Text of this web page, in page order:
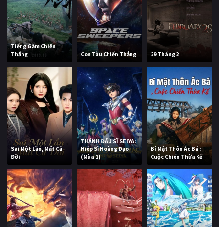
Tiếng Gầm Chiến
Thắng
Con Tàu Chiến Thắng 29 Tháng 2
Sai Một Lần, Mất Cả
Đời
THÁNH ĐẤU SĨ SEIYA:
Hiệp Sĩ Hoàng Đạo
(Mùa 1)
Bí Mật Thôn Ác Bá :
Cuộc Chiến Thừa Kế